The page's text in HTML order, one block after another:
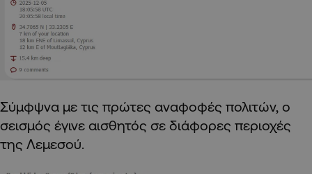
Σύμφψνα με τις πρώτες αναφοφές πολιτών, ο
σεισμός έγινε αισθητός σε διάφορες περιοχές
της Λεμεσού.